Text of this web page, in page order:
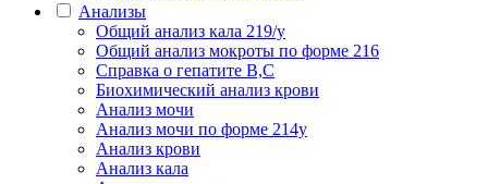
Анализы
Общий анализ кала 219/у
Общий анализ мокроты по форме 216
Справка о гепатите B,C
Биохимический анализ крови
Анализ мочи
Анализ мочи по форме 214у
Анализ крови
Анализ кала